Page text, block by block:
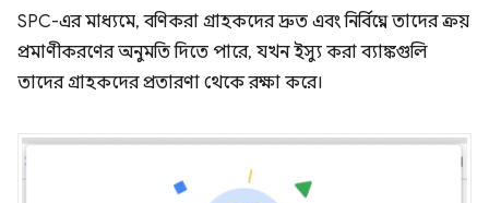
SPC-এর মাধ্যমে, বণিকরা গ্রাহকদের দ্রুত এবং নির্বিঘ্নে তাদের ক্রয়
প্রমাণীকরণের অনুমতি দিতে পারে, যখন ইস্যু করা ব্যাঙ্কগুলি
তাদের গ্রাহকদের প্রতারণা থেকে রক্ষা করে।